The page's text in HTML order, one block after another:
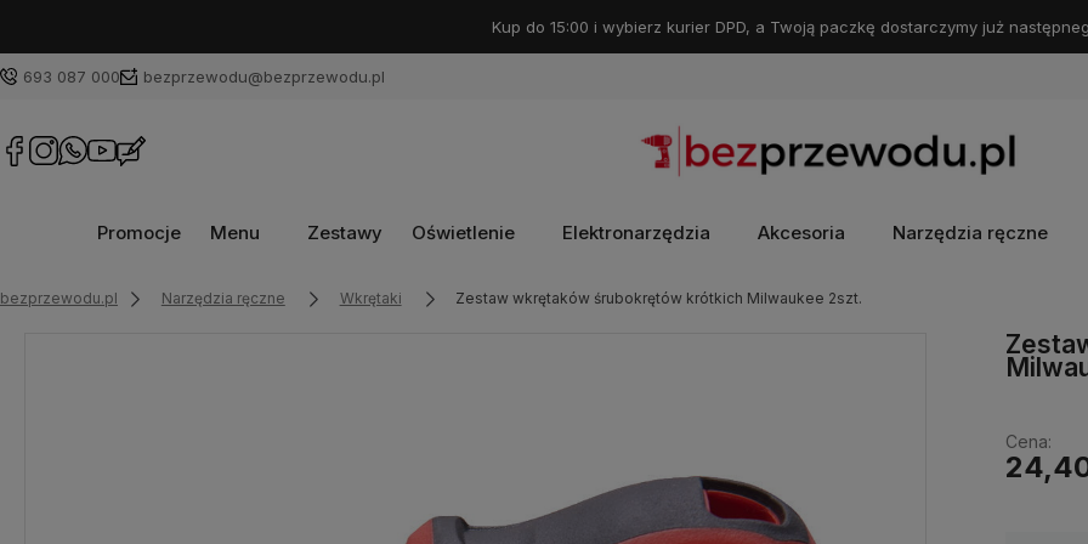
Kup do 15:00 i wybierz kurier DPD, a Twoją paczkę dostarczymy już
693 087 000 bezprzewodu@bezprzewodu.pl
Promocje Menu Zestawy Oświetlenie Elektronarzędzia Akcesoria Narzędzia ręczne
bezprzewodu.pl Narzędzia ręczne Wkrętaki Zestaw wkrętaków śrubokrętów krótkich Milwaukee 2szt.
Cena: